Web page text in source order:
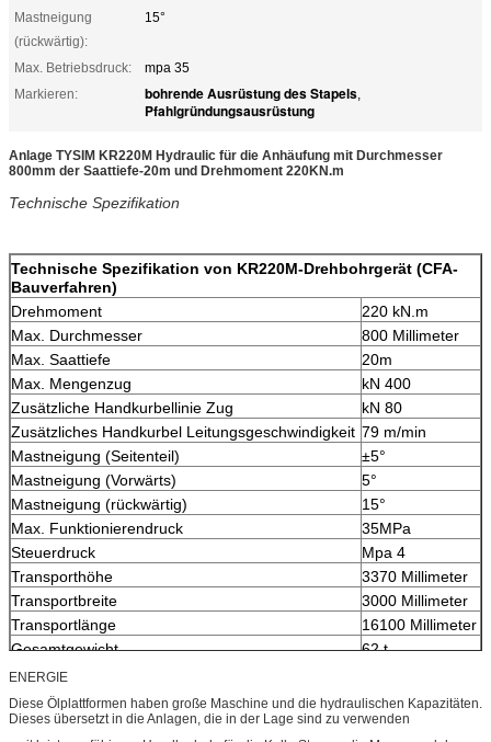
Mastneigung
(rückwärtig):
15°
Max. Betriebsdruck:
mpa 35
Markieren:
bohrende Ausrüstung des Stapels,
Pfahlgründungsausrüstung
Anlage TYSIM KR220M Hydraulic für die Anhäufung mit Durchmesser
800mm der Saattiefe-20m und Drehmoment 220KN.m
Technische Spezifikation
Technische Spezifikation von KR220M-Drehbohrgerät (CFA-
Bauverfahren)
Drehmoment
220 kN.m
Max. Durchmesser
800 Millimeter
Max. Saattiefe
20m
Max. Mengenzug
kN 400
Zusätzliche Handkurbellinie Zug
kN 80
Zusätzliches Handkurbel Leitungsgeschwindigkeit 79 m/min
Mastneigung (Seitenteil)
±5°
Mastneigung (Vorwärts)
5°
Mastneigung (rückwärtig)
15°
Max. Funktionierendruck
35MPa
Steuerdruck
Mpa 4
Transporthöhe
3370 Millimeter
Transportbreite
3000 Millimeter
Transportlänge
16100 Millimeter
Gesamtgewicht
62 t
ENERGIE
Diese Ölplattformen haben große Maschine und die hydraulischen Kapazitäten.
Dieses übersetzt in die Anlagen, die in der Lage sind zu verwenden